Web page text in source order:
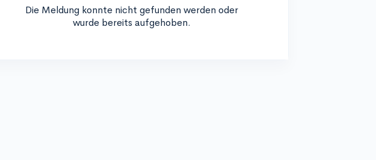
Die Meldung konnte nicht gefunden werden oder
wurde bereits aufgehoben.